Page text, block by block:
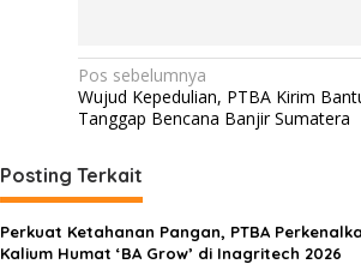
N
a
i
g
a
Pos sebelumnya
Wujud Kepedulian, PTBA Kirim
Tanggap Bencana Banjir Sumatera
Posting Terkait
Perkuat Ketahanan Pangan, PTBA
Kalium Humat ‘BA Grow’ di Inagritech 2026